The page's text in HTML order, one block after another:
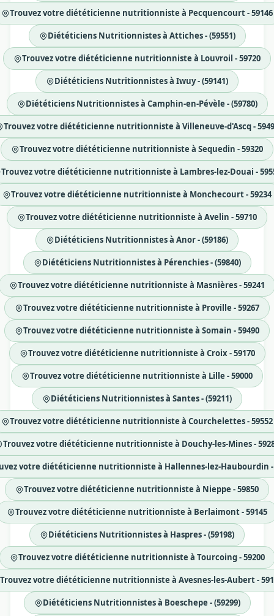
Trouvez votre diététicienne nutritionniste à Pecquencourt - 59146
Diététiciens Nutritionnistes à Attiches - (59551)
Trouvez votre diététicienne nutritionniste à Louvroil - 59720
Diététiciens Nutritionnistes à Iwuy - (59141)
Diététiciens Nutritionnistes à Camphin-en-Pévèle - (59780)
Trouvez votre diététicienne nutritionniste à Villeneuve-d'Ascq -
Trouvez votre diététicienne nutritionniste à Sequedin - 59320
Trouvez votre diététicienne nutritionniste à Lambres-lez-Douai -
Trouvez votre diététicienne nutritionniste à Monchecourt - 59234
Trouvez votre diététicienne nutritionniste à Avelin - 59710
Diététiciens Nutritionnistes à Anor - (59186)
Diététiciens Nutritionnistes à Pérenchies - (59840)
Trouvez votre diététicienne nutritionniste à Masnières - 59241
Trouvez votre diététicienne nutritionniste à Proville - 59267
Trouvez votre diététicienne nutritionniste à Somain - 59490
Trouvez votre diététicienne nutritionniste à Croix - 59170
Trouvez votre diététicienne nutritionniste à Lille - 59000
Diététiciens Nutritionnistes à Santes - (59211)
Trouvez votre diététicienne nutritionniste à Courchelettes - 59552
Trouvez votre diététicienne nutritionniste à Douchy-les-Mines -
votre diététicienne nutritionniste à Hallennes-lez-Haubourdin -
Trouvez votre diététicienne nutritionniste à Nieppe - 59850
Trouvez votre diététicienne nutritionniste à Berlaimont - 59145
Diététiciens Nutritionnistes à Haspres - (59198)
Trouvez votre diététicienne nutritionniste à Tourcoing - 59200
Trouvez votre diététicienne nutritionniste à Avesnes-les-Aubert -
Diététiciens Nutritionnistes à Boeschepe - (59299)